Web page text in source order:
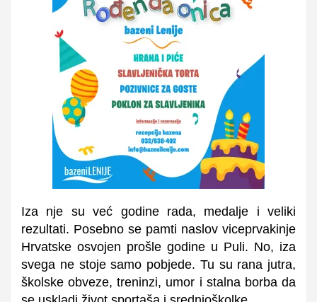
Iza nje su već godine rada, medalje i veliki
rezultati. Posebno se pamti naslov viceprvakinje
Hrvatske osvojen prošle godine u Puli. No, iza
svega ne stoje samo pobjede. Tu su rana jutra,
školske obveze, treninzi, umor i stalna borba da